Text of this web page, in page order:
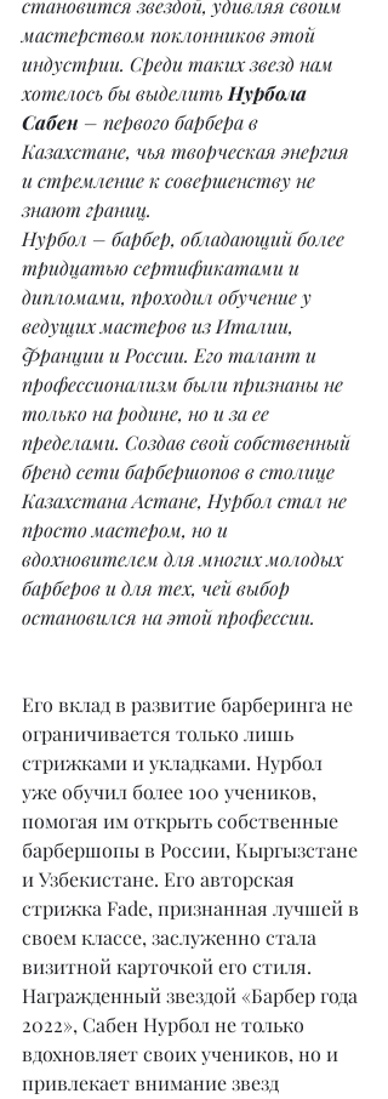
становится звездой, удивляя своим
мастерством поклонников этой
индустрии. Среди таких звезд нам
хотелось бы выделить Нурбола
Сабен – первого барбера в
Казахстане, чья творческая энергия
и стремление к совершенству не
знают границ.
Нурбол – барбер, обладающий более
тридцатью сертификатами и
дипломами, проходил обучение у
ведущих мастеров из Италии,
Франции и России. Его талант и
профессионализм были признаны не
только на родине, но и за ее
пределами. Создав свой собственный
бренд сети барбершопов в столице
Казахстана Астане, Нурбол стал не
просто мастером, но и
вдохновителем для многих молодых
барберов и для тех, чей выбор
остановился на этой профессии.
Его вклад в развитие барберинга не
ограничивается только лишь
стрижками и укладками. Нурбол
уже обучил более 100 учеников,
помогая им открыть собственные
барбершопы в России, Кыргызстане
и Узбекистане. Его авторская
стрижка Fade, признанная лучшей в
своем классе, заслуженно стала
визитной карточкой его стиля.
Награжденный звездой «Барбер года
2022», Сабен Нурбол не только
вдохновляет своих учеников, но и
привлекает внимание звезд